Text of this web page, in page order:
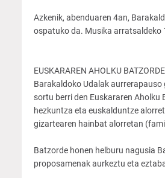
Azkenik, abenduaren 4an,
ospatuko da. Musika arratsaldeko
EUSKARAREN AHOLKU
Barakaldoko Udalak
sortu berri den Euskararen Aholku
hezkuntza eta euskalduntze
gizartearen hainbat alorretan
Batzorde honen helburu nagusia
proposamenak aurkeztu eta